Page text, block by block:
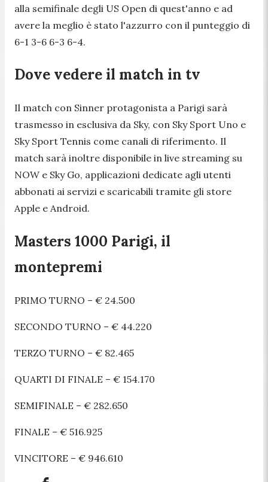
alla semifinale degli US Open di quest'anno e ad
avere la meglio è stato l'azzurro con il punteggio di
6-1 3-6 6-3 6-4.
Dove vedere il match in tv
Il match con Sinner protagonista a Parigi sarà
trasmesso in esclusiva da Sky, con Sky Sport Uno e
Sky Sport Tennis come canali di riferimento. Il
match sarà inoltre disponibile in live streaming su
NOW e Sky Go, applicazioni dedicate agli utenti
abbonati ai servizi e scaricabili tramite gli store
Apple e Android.
Masters 1000 Parigi, il
montepremi
PRIMO TURNO – € 24.500
SECONDO TURNO – € 44.220
TERZO TURNO – € 82.465
QUARTI DI FINALE – € 154.170
SEMIFINALE – € 282.650
FINALE – € 516.925
VINCITORE – € 946.610